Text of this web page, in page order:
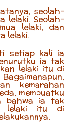
seolah-
lelaki. Seolah-
lelaki, dan
lelaki.
setiap kali ia
ia tak
lelaki itu di
kemarahan
membuatku
bahwa ia tak
lelaki itu di